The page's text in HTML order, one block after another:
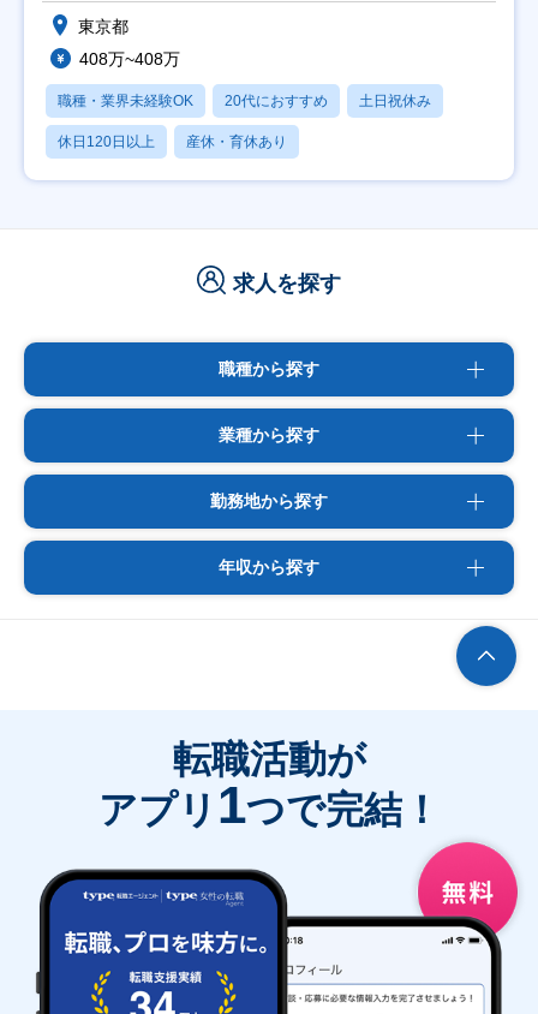
東京都
408万~408万
職種・業界未経験OK 20代におすすめ 土日祝休み
休日120日以上 産休・育休あり
求人を探す
職種から探す
業種から探す
勤務地から探す
年収から探す
転職活動が
アプリ 1つで完結！